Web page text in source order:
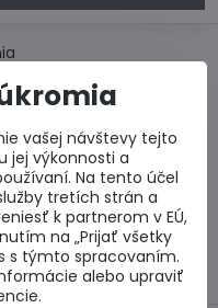
fasády
BluEvolution
vašej návštevy tejto
jej výkonnosti a
Na tento účel
tretích strán a
k partnerom v EÚ,
na „Prijať všetky
s týmto spracovaním.
alebo upraviť